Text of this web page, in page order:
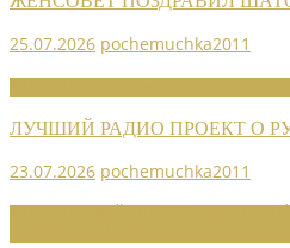
25.07.2026 pochemuchka2011
ЛУЧШИЙ РАДИО ПРОЕКТ О
23.07.2026 pochemuchka2011